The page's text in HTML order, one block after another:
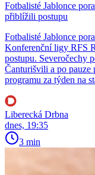
Fotbalisté Jablonce
přiblížili postupu
Fotbalisté Jablonce
Konferenční ligy RFS
postupu. Severočechy
Čanturišvili a po pauze
programu za týden na
Liberecká Drbna
dnes, 19:35
3 min